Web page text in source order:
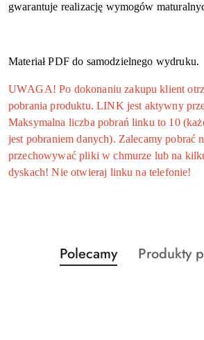
gwarantuje realizację wymogów
Materiał PDF do samodzielnego wydruku.
UWAGA! Po dokonaniu zakupu klient
pobrania produktu. LINK jest aktywny
Maksymalna liczba pobrań linku to 10
jest pobraniem danych). Zalecamy pobrać
przechowywać pliki w chmurze lub na
dyskach! Nie otwieraj linku na telefonie!
Pomiń karuzelę produktów
Produkty
o
Polecamy
Produkty
Produkty